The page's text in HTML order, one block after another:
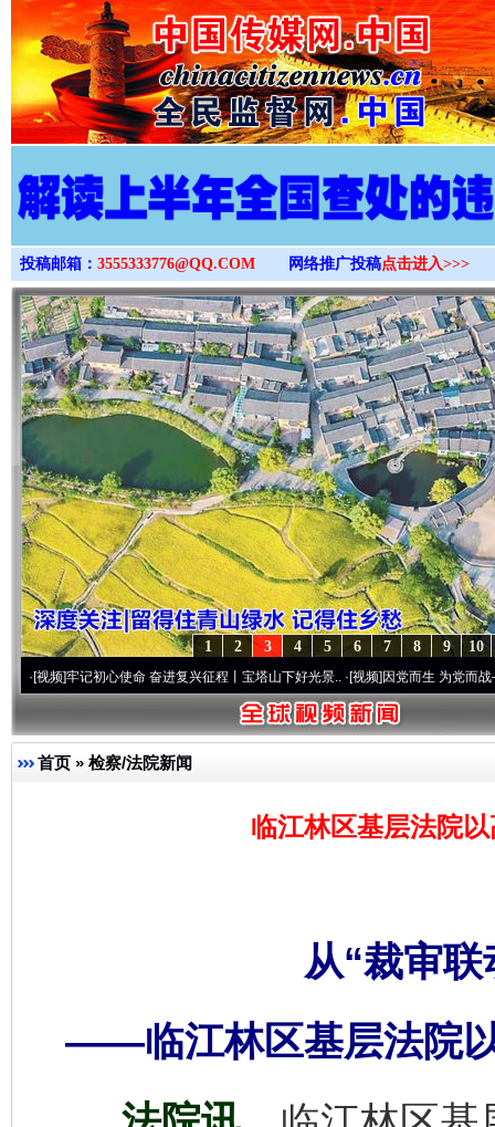
>
投稿邮箱： 3555333776@QQ.COM 网络推广投稿点击进入>>>
10
9
8
7
6
5
4
3
2
1
初心使命 奋进复兴征程丨宝塔山下好光景..·[视频]因党而生 为党而战——百年“纪”
首页 » 检察/法院新闻
临江林区基层法院
从“裁审
——临江林区基层法院